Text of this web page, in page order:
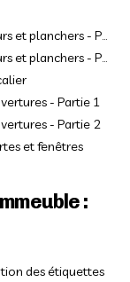
- Partie 1
- Partie 2
et fenêtres
:
des étiquettes